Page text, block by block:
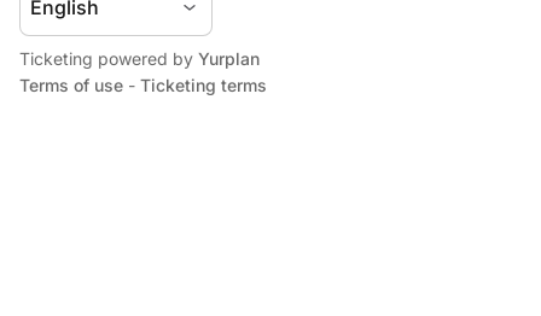
Ticketing powered by Yurplan
Terms of use - Ticketing terms